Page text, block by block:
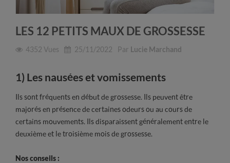
LES 12 PETITS MAUX DE GROSSESSE
4352 Vues 25/11/2022 Par Lucie Marchand
1) Les nausées et vomissements
Ils sont fréquents en début de grossesse. Ils peuvent être
majorés en présence de certaines odeurs ou au cours de
certains mouvements. Ils disparaissent généralement entre le
deuxième et le troisième mois de grossesse.
Nos conseils :